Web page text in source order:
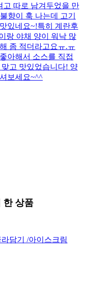
고 따로 남겨두었을 만
향이 훅 나는데 고기
있네요~!특히 계란후
랑 야채 양이 워낙 많
좀 적더라고요ㅠ.ㅠ
아해서 소스를 직접
고 맛있었습니다! 양
보세요~^^
한 상품
담기 /아이스크림